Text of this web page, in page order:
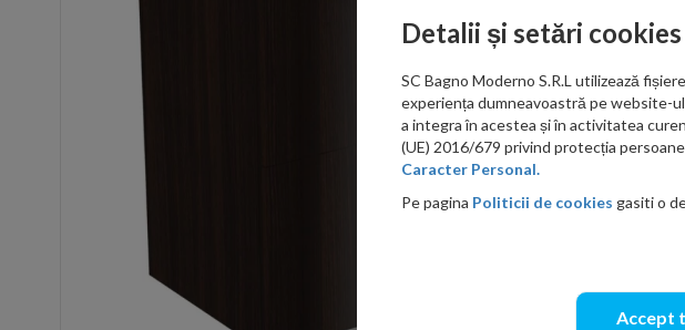
Detalii și setări cookies
SC Bagno Moderno S.R.L utilizează
experiența dumneavoastră pe website-
a integra în acestea și în activitatea
(UE) 2016/679 privind protecția
Caracter Personal.
Pe pagina Politicii de cookies gasiti o
Accept